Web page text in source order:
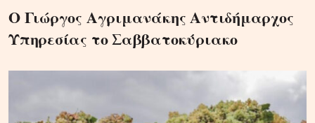
Ο Γιώργος Αγριμανάκης Αντιδήμαρχος
Υπηρεσίας το Σαββατοκύριακο